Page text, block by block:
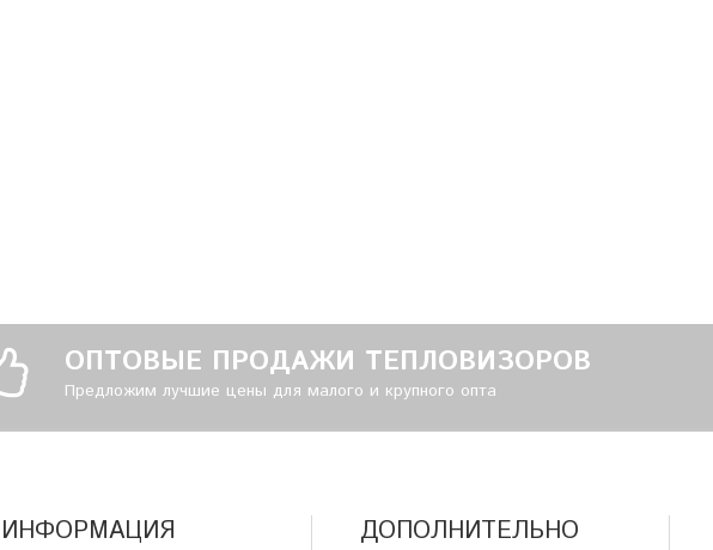
ОПТОВЫЕ ПРОДАЖИ ТЕПЛОВИЗОРОВ
Предложим лучшие цены для малого и крупного опта
ИНФОРМАЦИЯ ДОПОЛНИТЕЛЬНО